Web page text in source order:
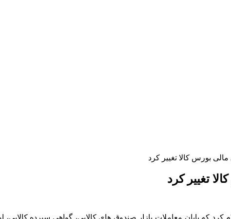
بورس کالا تغییر کرد
تغییر کرد
که پایان معاملات بازار صندوق های کالایی، گواهی سپرده کالایی،